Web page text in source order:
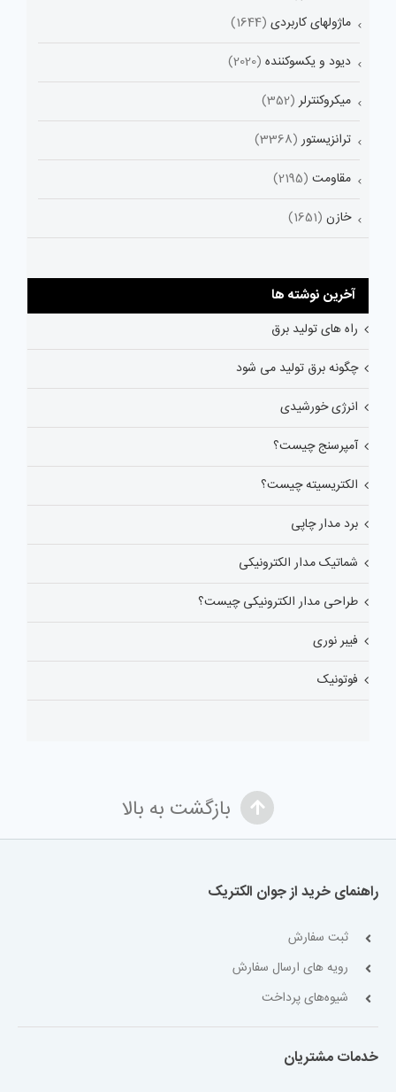
ماژولهای کاربردی (1644)
دیود و یکسوکننده (2020)
میکروکنترلر (352)
ترانزیستور (3368)
مقاومت (2195)
خازن (1651)
آخرین نوشته ها
راه های تولید برق
چگونه برق تولید می شود
انرژی خورشیدی
آمپرسنج چیست؟
الکتریسیته چیست؟
برد مدار چاپی
شماتیک مدار الکترونیکی
طراحی مدار الکترونیکی چیست؟
فیبر نوری
فوتونیک
بازگشت به بالا
راهنمای خرید از جوان الکتریک
ثبت سفارش
رویه های ارسال سفارش
شیوه‌های پرداخت
خدمات مشتریان